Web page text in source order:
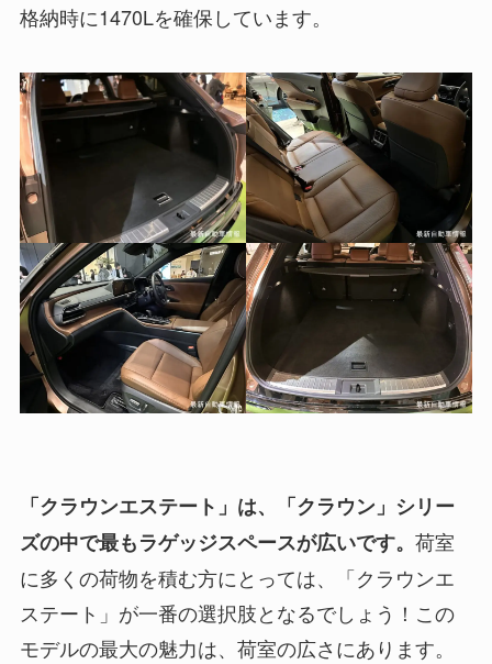
格納時に1470Lを確保しています。
「クラウンエステート」は、「クラウン」シリー
ズの中で最もラゲッジスペースが広いです。 荷室
に多くの荷物を積む方にとっては、「クラウンエ
ステート」が一番の選択肢となるでしょう！この
モデルの最大の魅力は、荷室の広さにあります。